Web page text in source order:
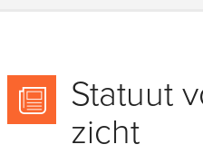
Statuut
zicht